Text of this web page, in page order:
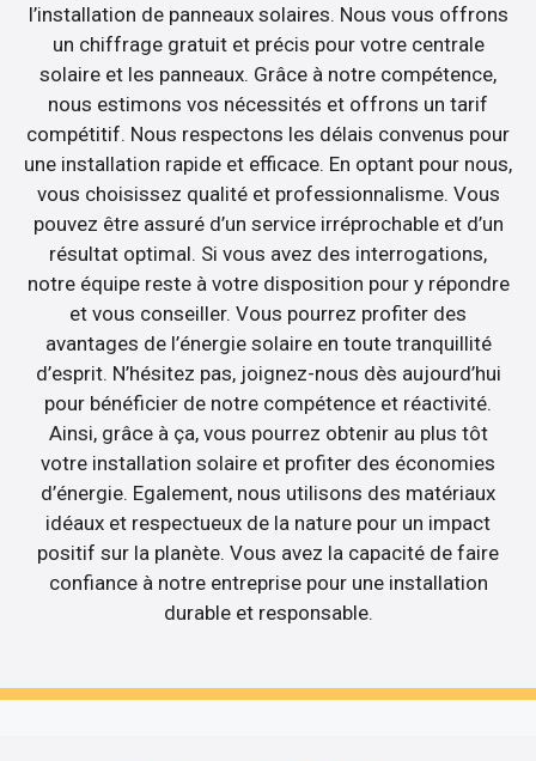
l’installation de panneaux solaires. Nous vous offrons
un chiffrage gratuit et précis pour votre centrale
solaire et les panneaux. Grâce à notre compétence,
nous estimons vos nécessités et offrons un tarif
compétitif. Nous respectons les délais convenus pour
une installation rapide et efficace. En optant pour nous,
vous choisissez qualité et professionnalisme. Vous
pouvez être assuré d’un service irréprochable et d’un
résultat optimal. Si vous avez des interrogations,
notre équipe reste à votre disposition pour y répondre
et vous conseiller. Vous pourrez profiter des
avantages de l’énergie solaire en toute tranquillité
d’esprit. N’hésitez pas, joignez-nous dès aujourd’hui
pour bénéficier de notre compétence et réactivité.
Ainsi, grâce à ça, vous pourrez obtenir au plus tôt
votre installation solaire et profiter des économies
d’énergie. Egalement, nous utilisons des matériaux
idéaux et respectueux de la nature pour un impact
positif sur la planète. Vous avez la capacité de faire
confiance à notre entreprise pour une installation
durable et responsable.